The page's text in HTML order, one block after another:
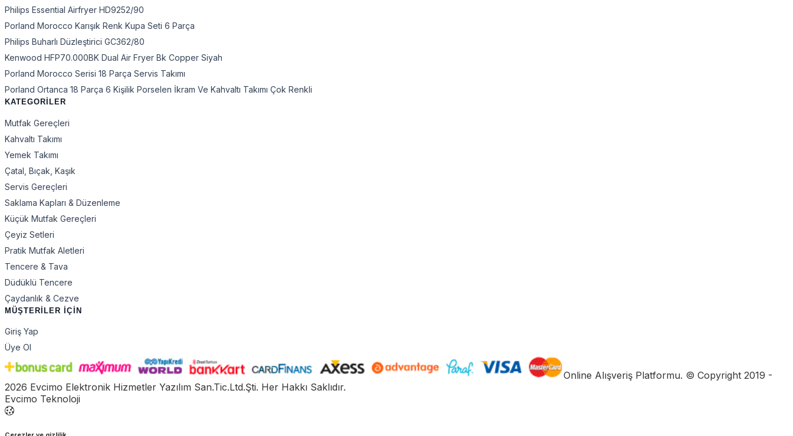
Philips Essential Airfryer HD9252/90
Porland Morocco Karışık Renk Kupa Seti 6 Parça
Philips Buharlı Düzleştirici GC362/80
Kenwood HFP70.000BK Dual Air Fryer Bk Copper Siyah
Porland Morocco Serisi 18 Parça Servis Takımı
Porland Ortanca 18 Parça 6 Kişilik Porselen İkram Ve Kahvaltı Takımı Çok Renkli
KATEGORİLER
Mutfak Gereçleri
Kahvaltı Takımı
Yemek Takımı
Çatal, Bıçak, Kaşık
Servis Gereçleri
Saklama Kapları & Düzenleme
Küçük Mutfak Gereçleri
Çeyiz Setleri
Pratik Mutfak Aletleri
Tencere & Tava
Düdüklü Tencere
Çaydanlık & Cezve
MÜŞTERİLER İÇİN
Giriş Yap
Üye Ol
Online Alışveriş Platformu. © Copyright 2019 -
2026 Evcimo Elektronik Hizmetler Yazılım San.Tic.Ltd.Şti. Her Hakkı Saklıdır.
Evcimo Teknoloji